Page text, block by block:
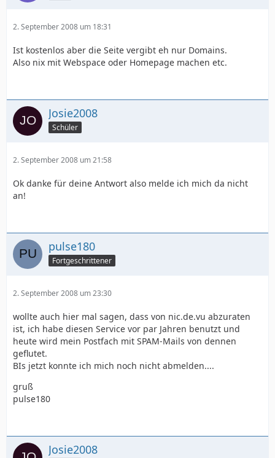
2. September 2008 um 18:31
Ist kostenlos aber die Seite vergibt eh nur Domains.
Also nix mit Webspace oder Homepage machen etc.
Josie2008
Schüler
2. September 2008 um 21:58
Ok danke für deine Antwort also melde ich mich da nicht
an!
pulse180
Fortgeschrittener
2. September 2008 um 23:30
wollte auch hier mal sagen, dass von nic.de.vu abzuraten
ist, ich habe diesen Service vor par Jahren benutzt und
heute wird mein Postfach mit SPAM-Mails von dennen
geflutet.
BIs jetzt konnte ich mich noch nicht abmelden....
gruß
pulse180
Josie2008